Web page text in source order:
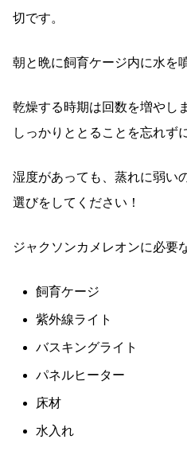
切です。
朝と晩に飼育ケージ内に水を
乾燥する時期は回数を増やし
しっかりととることを忘れず
湿度があっても、蒸れに弱い
選びをしてください！
ジャクソンカメレオンに必要
飼育ケージ
紫外線ライト
バスキングライト
パネルヒーター
床材
水入れ